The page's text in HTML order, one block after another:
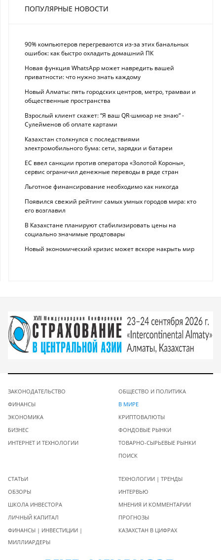
ПОПУЛЯРНЫЕ НОВОСТИ
90% компьютеров перегреваются из-за этих банальных
ошибок: как быстро охладить домашний ПК
Новая функция WhatsApp может навредить вашей
приватности: что нужно знать каждому
Новый Алматы: пять городских центров, метро, трамваи и
общественные пространства
Взрослый клиент скажет: “Я ваш QR-шмюар не знаю“ -
Сулейменов об оплате картами
Казахстан столкнулся с последствиями
электромобильного бума: сети, зарядки и батареи
ЕС ввел санкции против оператора «Золотой Короны»,
сервис ограничил денежные переводы в ряде стран
Льготное финансирование необходимо как никогда
Появился свежий рейтинг самых умных городов мира: кто
его возглавил
В Казахстане планируют стабилизировать цены на
социально значимые продтовары
Новый экономический кризис может вскоре накрыть мир
ЗАКОНОДАТЕЛЬСТВО
ФИНАНСЫ
ЭКОНОМИКА
БИЗНЕС
ИНТЕРНЕТ И ТЕХНОЛОГИИ
ОБЩЕСТВО И ПОЛИТИКА
В МИРЕ
КРИПТОВАЛЮТЫ
ФОНДОВЫЕ РЫНКИ
ТОВАРНО-СЫРЬЕВЫЕ РЫНКИ
ПОИСК
СТАТЬИ
ОБЗОРЫ
ШКОЛА ИНВЕСТОРА
ЛИЧНЫЙ КАПИТАЛ
ФИНАНСЫ | ИНВЕСТИЦИИ |
МИЛЛИАРДЕРЫ
ТЕХНОЛОГИИ | ТРЕНДЫ
ИНТЕРВЬЮ
МНЕНИЯ И КОММЕНТАРИИ
ПРОГНОЗЫ
КАЗАХСТАН В ЦИФРАХ